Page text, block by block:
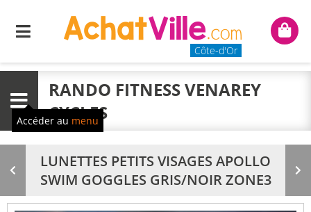
Menu
Côte-d'Or
Mon
Menu
RANDO FITNESS VENAREY
CYCLES
Accéder au menu
Produit
LUNETTES PETITS VISAGES APOLLO
SWIM GOGGLES GRIS/NOIR ZONE3